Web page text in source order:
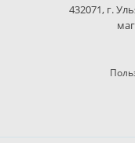
432071, г.